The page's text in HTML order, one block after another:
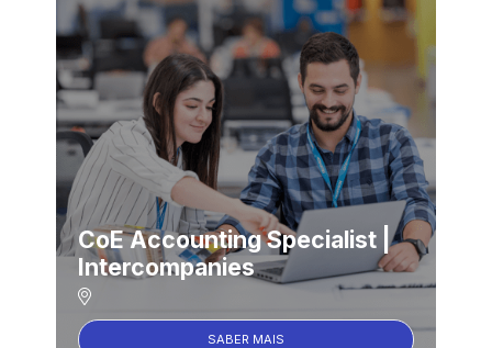
CoE Accounting Specialist |
Intercompanies
SABER MAIS